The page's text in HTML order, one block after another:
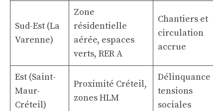
Sud-Est (La
Varenne)
Zone
résidentielle
aérée, espaces
verts, RER A
Chantiers et
circulation
accrue
Est (Saint-
Maur-
Créteil)
Proximité Créteil,
zones HLM
Délinquance et
tensions
sociales